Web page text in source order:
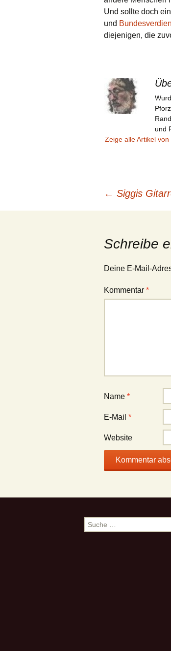
Und sollte doch
und
diejenigen, die
und
Zeige alle Artikel von
← Siggis
Schreibe
Deine E-Mail-
Kommentar *
Name *
E-Mail *
Website
Suche
nach: